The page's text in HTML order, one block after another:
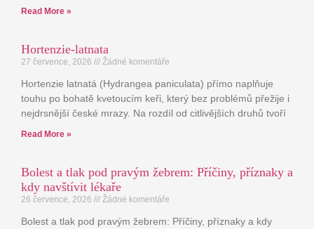
Read More »
Hortenzie-latnata
27 července, 2026 Žádné komentáře
Hortenzie latnatá (Hydrangea paniculata) přímo naplňuje
touhu po bohatě kvetoucím keři, který bez problémů přežije i
nejdrsnější české mrazy. Na rozdíl od citlivějších druhů tvoří
Read More »
Bolest a tlak pod pravým žebrem: Příčiny, příznaky a
kdy navštívit lékaře
26 července, 2026 Žádné komentáře
Bolest a tlak pod pravým žebrem: Příčiny, příznaky a kdy